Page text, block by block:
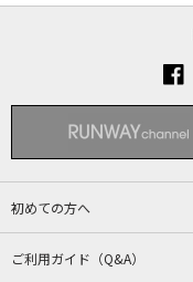
初めての方へ
ご利用ガイド（Q&A）